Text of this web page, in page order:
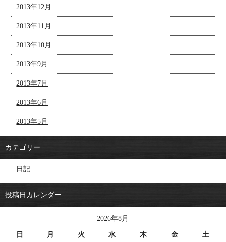
2013年12月
2013年11月
2013年10月
2013年9月
2013年7月
2013年6月
2013年5月
カテゴリー
日記
投稿日カレンダー
2026年8月
日 月 火 水 木 金 土